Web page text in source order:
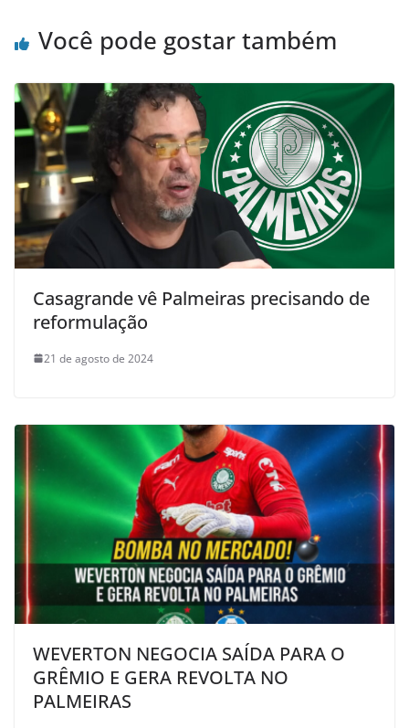
Você pode gostar também
Casagrande vê Palmeiras precisando de
reformulação
21 de agosto de 2024
WEVERTON NEGOCIA SAÍDA PARA O
GRÊMIO E GERA REVOLTA NO
PALMEIRAS